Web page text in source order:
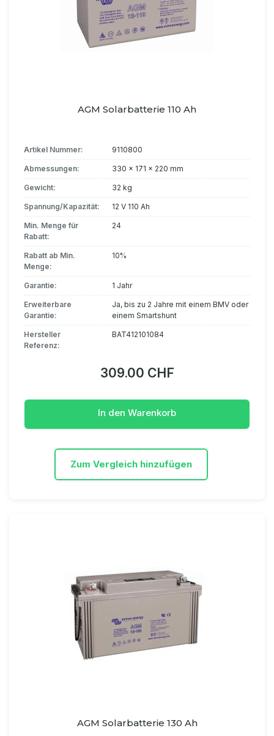
AGM Solarbatterie 110 Ah
Artikel Nummer: 9110800
Abmessungen: 330 x 171 x 220 mm
Gewicht: 32 kg
Spannung/Kapazität: 12 V 110 Ah
Min. Menge für
Rabatt:
24
Rabatt ab Min.
Menge:
10%
Garantie: 1 Jahr
Erweiterbare
Garantie:
Ja, bis zu 2 Jahre mit einem BMV oder
einem Smartshunt
Hersteller
Referenz:
BAT412101084
309.00 CHF
In den Warenkorb
Zum Vergleich hinzufügen
AGM Solarbatterie 130 Ah